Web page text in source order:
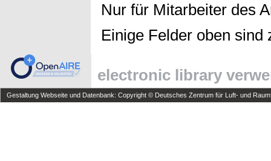
Nur für Mitarbeiter des
Einige Felder oben
electronic library
Gestaltung Webseite und Datenbank: Copyright © Deutsches Zentrum für Luft- und